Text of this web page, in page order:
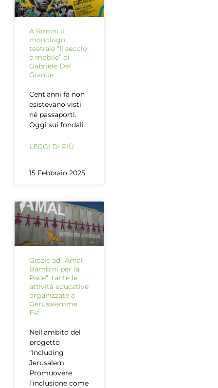
A Rimini il
monologo
teatrale “Il secolo
è mobile” di
Gabriele Del
Grande
Cent’anni fa non
esistevano visti
né passaporti.
Oggi sui fondali
LEGGI DI PIÙ
15 Febbraio 2025
Grazie ad “Amal
Bambini per la
Pace”, tante le
attività educative
organizzate a
Gerusalemme
Est
Nell’ambito del
progetto
“Including
Jerusalem.
Promuovere
l’inclusione come